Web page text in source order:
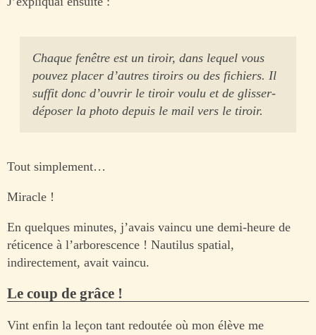
Chaque fenêtre est un tiroir, dans lequel vous
pouvez placer d’autres tiroirs ou des fichiers. Il
suffit donc d’ouvrir le tiroir voulu et de glisser-
déposer la photo depuis le mail vers le tiroir.
Tout simplement…
Miracle !
En quelques minutes, j’avais vaincu une demi-heure de
réticence à l’arborescence ! Nautilus spatial,
indirectement, avait vaincu.
Le coup de grâce !
Vint enfin la leçon tant redoutée où mon élève me